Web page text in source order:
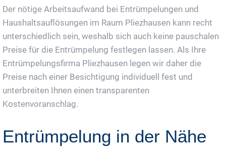
Der nötige Arbeitsaufwand bei Entrümpelungen und
Haushaltsauflösungen im Raum Pliezhausen kann recht
unterschiedlich sein, weshalb sich auch keine pauschalen
Preise für die Entrümpelung festlegen lassen. Als Ihre
Entrümpelungsfirma Pliezhausen legen wir daher die
Preise nach einer Besichtigung individuell fest und
unterbreiten Ihnen einen transparenten
Kostenvoranschlag.
Entrümpelung in der Nähe